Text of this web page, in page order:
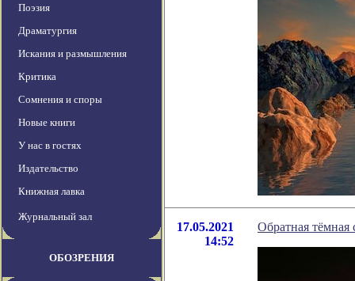
Поэзия
Драматургия
Искания и размышления
Критика
Сомнения и споры
Новые книги
У нас в гостях
Издательство
Книжная лавка
Журнальный зал
ОБОЗРЕНИЯ
17.05.2021
14:52
Обратная тёмная